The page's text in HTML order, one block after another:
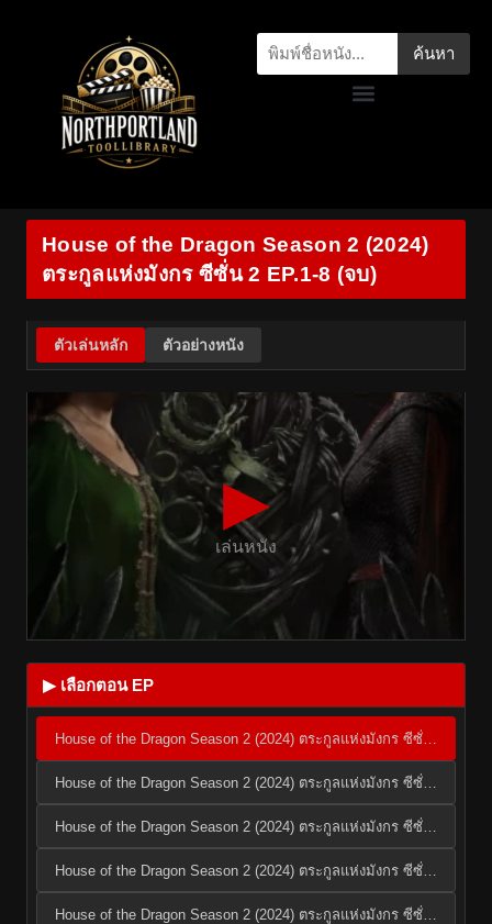
ค้นหา
House of the Dragon Season 2 (2024)
ตระกูลแห่งมังกร ซีซั่น 2 EP.1-8 (จบ)
ตัวเล่นหลัก ตัวอย่างหนัง
▶
เล่นหนัง
▶ เลือกตอน EP
House of the Dragon Season 2 (2024) ตระกูลแห่งมังกร ซีซั่น 2 EP.1
House of the Dragon Season 2 (2024) ตระกูลแห่งมังกร ซีซั่น 2 EP.2
House of the Dragon Season 2 (2024) ตระกูลแห่งมังกร ซีซั่น 2 EP.3
House of the Dragon Season 2 (2024) ตระกูลแห่งมังกร ซีซั่น 2 EP.4
House of the Dragon Season 2 (2024) ตระกูลแห่งมังกร ซีซั่น 2 EP.5